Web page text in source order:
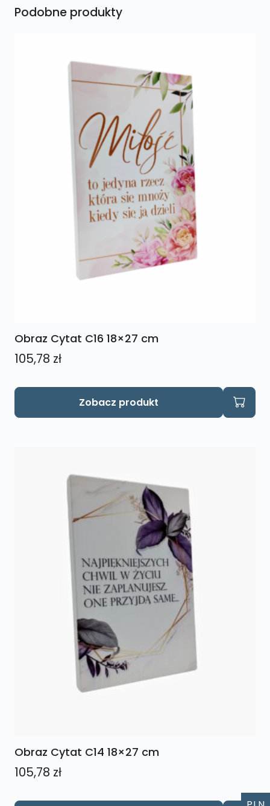
Podobne produkty
Obraz Cytat C16 18×27 cm
105,78 zł
Zobacz produkt
Obraz Cytat C14 18×27 cm
105,78 zł